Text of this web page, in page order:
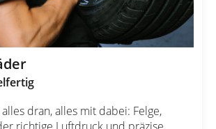
dran, alles mit dabei: Felge,
richtige Luftdruck und präzise